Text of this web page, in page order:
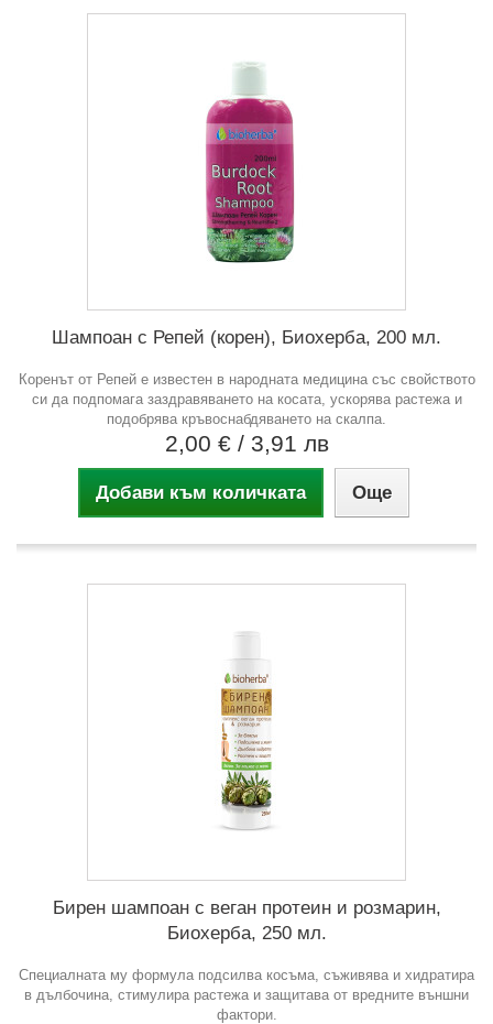
Шампоан с Репей (корен), Биохерба, 200 мл.
Коренът от Репей е известен в народната медицина със свойството
си да подпомага заздравяването на косата, ускорява растежа и
подобрява кръвоснабдяването на скалпа.
2,00 € / 3,91 лв
Добави към количката Още
Бирен шампоан с веган протеин и розмарин,
Биохерба, 250 мл.
Специалната му формула подсилва косъма, съживява и хидратира
в дълбочина, стимулира растежа и защитава от вредните външни
фактори.